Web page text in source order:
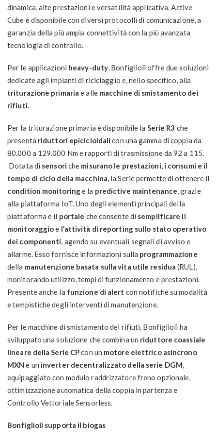
dinamica, alte prestazioni e versatilità applicativa. Active
Cube è disponibile con diversi protocolli di comunicazione, a
garanzia della più ampia connettività con la più avanzata
tecnologia di controllo.
Per le applicazioni heavy-duty, Bonfiglioli offre due soluzioni
dedicate agli impianti di riciclaggio e, nello specifico, alla
triturazione primariae alle macchine di smistamento dei
rifiuti.
Per la triturazione primaria è disponibile la Serie R3 che
presenta riduttori epicicloidali con una gamma di coppia da
80.000 a 129.000 Nm e rapporti di trasmissione da 92 a 115.
Dotata di sensori che misurano le prestazioni, i consumi e il
tempo di ciclo della macchina, la Serie permette di ottenere il
condition monitoringe la predictive maintenance, grazie
alla piattaforma IoT. Uno degli elementi principali della
piattaforma è il portale che consente di semplificare il
monitoraggioe l’attività di reporting sullo stato operativo
dei componenti, agendo su eventuali segnali di avviso e
allarme. Esso fornisce informazioni sulla programmazione
della manutenzione basata sulla vita utile residua (RUL),
monitorando utilizzo, tempi di funzionamento e prestazioni.
Presente anche la funzione di alert con notifiche su modalità
e tempistiche degli interventi di manutenzione.
Per le macchine di smistamento dei rifiuti, Bonfiglioli ha
sviluppato una soluzione che combina un riduttore coassiale
lineare della Serie CPcon un motore elettrico asincrono
MXN e un inverter decentralizzato della serie DGM,
equipaggiato con modulo raddrizzatore freno opzionale,
ottimizzazione automatica della coppia in partenza e
Controllo Vettoriale Sensorless.
Bonfiglioli supporta il biogas